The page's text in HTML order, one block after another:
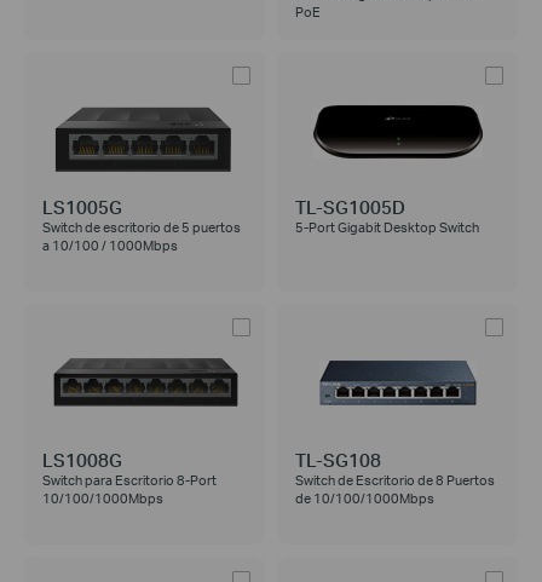
PoE
LS1005G
Switch de escritorio de 5 puertos
a 10/100 / 1000Mbps
TL-SG1005D
5-Port Gigabit Desktop Switch
LS1008G
Switch para Escritorio 8-Port
10/100/1000Mbps
TL-SG108
Switch de Escritorio de 8 Puertos
de 10/100/1000Mbps